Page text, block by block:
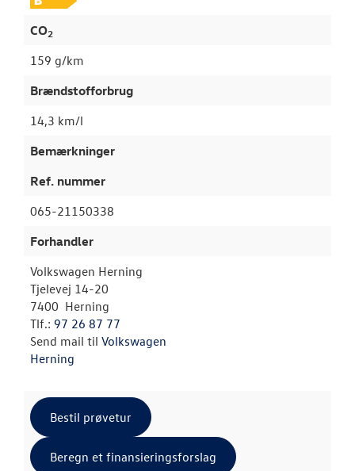
CO2
159 g/km
Brændstofforbrug
14,3 km/l
Bemærkninger
Ref. nummer
065-21150338
Forhandler
Volkswagen Herning
Tjelevej 14-20
7400 Herning
Tlf.: 97 26 87 77
Send mail til Volkswagen
Herning
Bestil prøvetur
Beregn et finansieringsforslag